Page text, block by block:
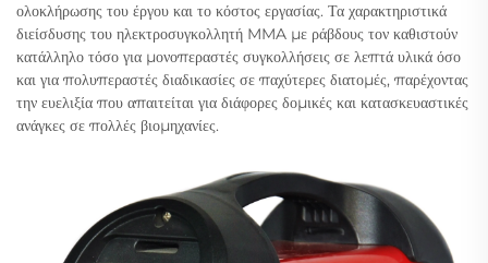
ολοκλήρωσης του έργου και το κόστος εργασίας. Τα χαρακτηριστικά
διείσδυσης του ηλεκτροσυγκολλητή MMA με ράβδους τον καθιστούν
κατάλληλο τόσο για μονοπεραστές συγκολλήσεις σε λεπτά υλικά όσο
και για πολυπεραστές διαδικασίες σε παχύτερες διατομές, παρέχοντας
την ευελιξία που απαιτείται για διάφορες δομικές και κατασκευαστικές
ανάγκες σε πολλές βιομηχανίες.